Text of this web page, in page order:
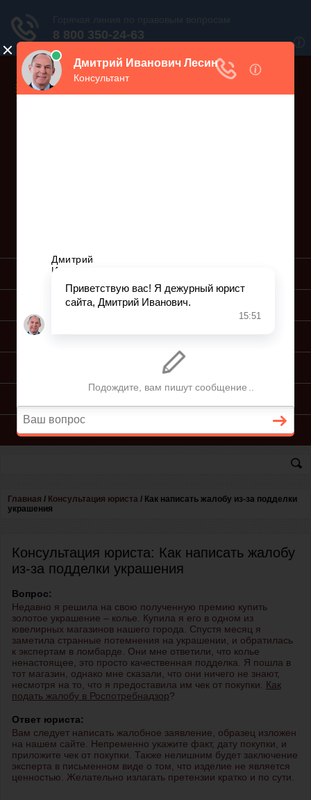
ОБРАЗЦЫ ИСКОВ
ПОДАЧА ИСКА
КОНСУЛЬТАЦИЯ ЮРИСТА
Главная / Консультация юриста / Как написать жалобу из-за подделки
украшения
Консультация юриста: Как написать жалобу
из-за подделки украшения
Вопрос:
Недавно я решила на свою полученную премию купить
золотое украшение – колье. Купила я его в одном из
ювелирных магазинов нашего города. Спустя месяц я
заметила странные потемнения на украшении, и обратилась
к экспертам в ломбарде. Они мне ответили, что колье
ненастоящее, это просто качественная подделка. Я пошла в
тот магазин, однако мне сказали, что они ничего не знают,
несмотря на то, что я предоставила им чек от покупки. Как
подать жалобу в Роспотребнадзор?
Ответ юриста:
Вам следует написать жалобное заявление, образец изложен
на нашем сайте. Непременно укажите факт, дату покупки, и
приложите чек от покупки. Также нелишним будет заключение
эксперта в письменном виде о том, что изделие не является
ценностью. Желательно излагать претензии кратко и по сути.